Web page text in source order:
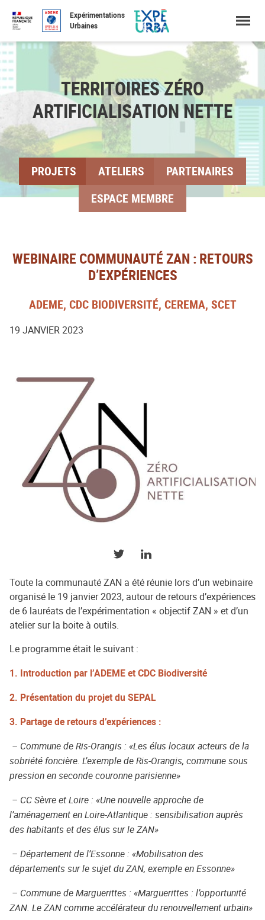
Accéder
au
contenu
Menu
Accéder
au
pied
de
page
Expérimentations
Urbaines
TERRITOIRES ZÉRO
ARTIFICIALISATION NETTE
PROJETS ATELIERS
PARTENAIRES
ESPACE MEMBRE
WEBINAIRE COMMUNAUTÉ ZAN : RETOURS
D’EXPÉRIENCES
ADEME, CDC BIODIVERSITÉ, CEREMA, SCET
19 JANVIER 2023
PARTAGER SUR TWITTER
PARTAGER SUR LINKEDIN
Toute la communauté ZAN a été réunie lors d’un webinaire
organisé le 19 janvier 2023, autour de retours d’expériences
de 6 lauréats de l’expérimentation « objectif ZAN » et d’un
atelier sur la boite à outils.
Le programme était le suivant :
1. Introduction par l’ADEME et CDC Biodiversité
2. Présentation du projet du SEPAL
3. Partage de retours d’expériences :
– Commune de Ris-Orangis : «Les élus locaux acteurs de la
sobriété foncière. L’exemple de Ris-Orangis, commune sous
pression en seconde couronne parisienne»
– CC Sèvre et Loire : «Une nouvelle approche de
l’aménagement en Loire-Atlantique : sensibilisation auprès
des habitants et des élus sur le ZAN»
– Département de l’Essonne : «Mobilisation des
départements sur le sujet du ZAN, exemple en Essonne»
– Commune de Marguerittes : «Marguerittes : l’opportunité
ZAN. Le ZAN comme accélérateur du renouvellement urbain»